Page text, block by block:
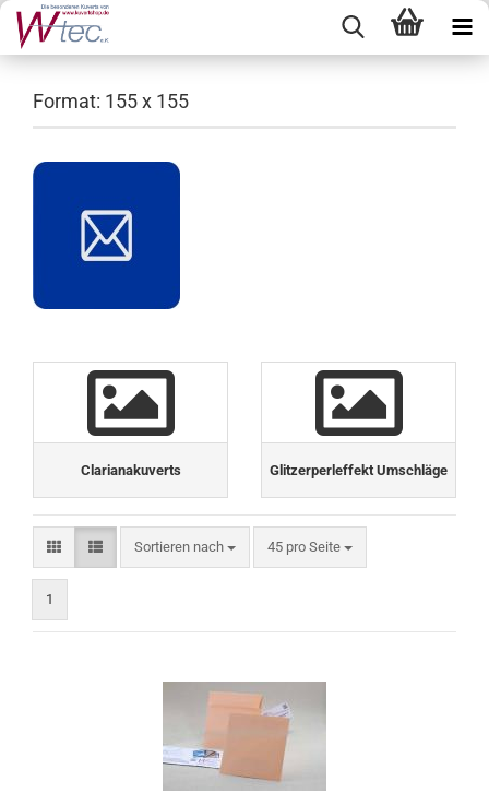
Format: 155 x 155
Clarianakuverts Glitzerperleffekt Umschläge
Sortieren nach
Sortieren nach 45 pro Seite
pro Seite
1